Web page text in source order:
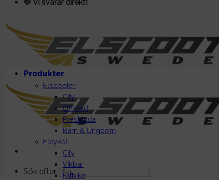
💬 Vi svarar direkt!
Sök efter:
Produkter
Elscooter
City
Offroad
Prestanda
Barn & Ungdom
Elcykel
City
Vikbar
Fatbike